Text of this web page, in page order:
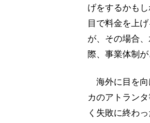
げをするかも
目で料金を上
が、その場合
際、事業体制
海外に目を向
カのアトラン
く失敗に終わ